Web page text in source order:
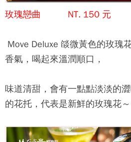
玫瑰戀曲 NT. 150 元
Move Deluxe 燄微黃色的玫瑰
香氣，喝起來溫潤順口，
味道清甜，會有一點點淡淡的
的花托，代表是新鮮的玫瑰花～